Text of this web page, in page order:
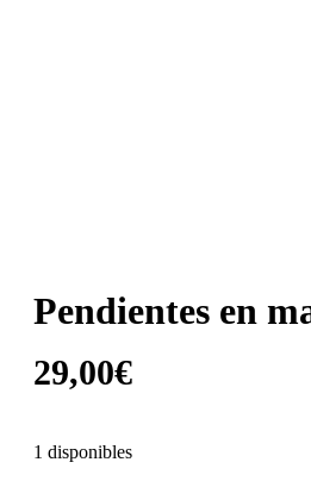
Pendientes en
29,00€
1 disponibles